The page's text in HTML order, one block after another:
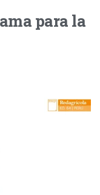
para la